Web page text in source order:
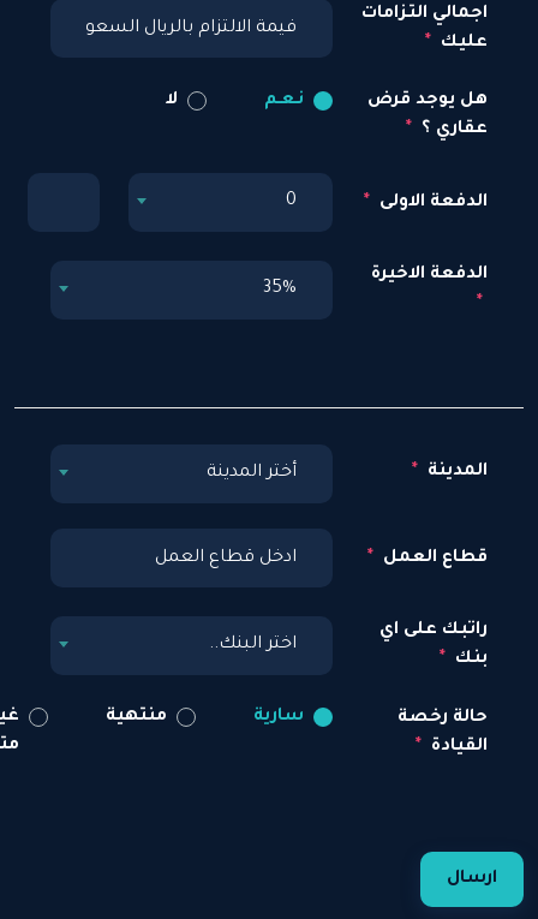
اجمالي التزامات
عليك
هل يوجد قرض
عقاري ؟
نـعـم لا
الدفعة الاولى
الدفعة الاخيرة
35%
المدينة أختر المدينة
قطاع العمل
راتبك على اي
بنك
اختر البنك..
حالة رخصة
القيادة
سارية منتهية
غير
متاح
ارسال